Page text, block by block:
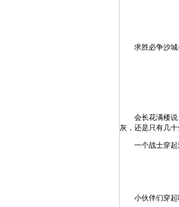
求胜必争沙城
会长花满楼说，
灰，还是只有几
一个战士穿起
小伙伴们穿起